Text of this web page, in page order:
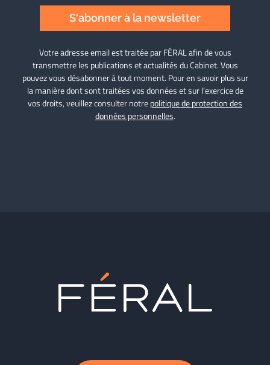
S'abonner à la newsletter
Votre adresse email est traitée par FÉRAL afin de vous
transmettre les publications et actualités du Cabinet. Vous
pouvez vous désabonner à tout moment. Pour en savoir plus sur
la manière dont sont traitées vos données et sur l’exercice de
vos droits, veuillez consulter notrepolitique de protection des
données personnelles.